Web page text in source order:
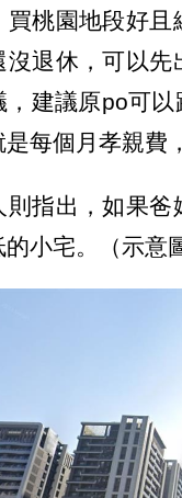
買桃園地段好
沒退休，可以
，建議原po可
每個月孝親費
指出，如果爸
的小宅。（示意